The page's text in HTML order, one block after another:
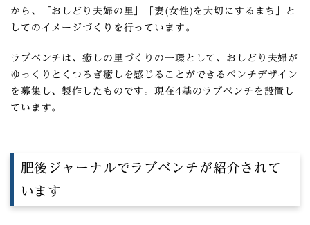
から、「おしどり夫婦の里」「妻(女性)を大切にするまち」と
してのイメージづくりを行っています。
ラブベンチは、癒しの里づくりの一環として、おしどり夫婦が
ゆっくりとくつろぎ癒しを感じることができるベンチデザイン
を募集し、製作したものです。現在4基のラブベンチを設置し
ています。
肥後ジャーナルでラブベンチが紹介されて
います